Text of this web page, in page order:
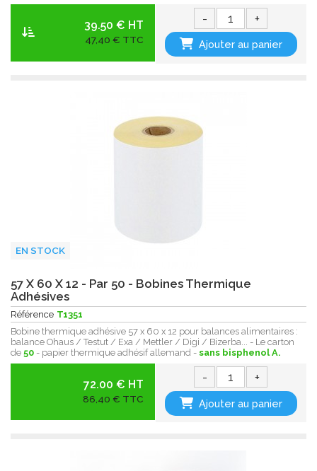
39.50 € HT
47,40 € TTC
- +
Ajouter au panier
EN STOCK
57 X 60 X 12 - Par 50 - Bobines Thermique
Adhésives
Référence T1351
Bobine thermique adhésive 57 x 60 x 12 pour balances alimentaires :
balance Ohaus / Testut / Exa / Mettler / Digi / Bizerba... - Le carton
de 50 - papier thermique adhésif allemand - sans bisphenol A.
72.00 € HT
86,40 € TTC
- +
Ajouter au panier